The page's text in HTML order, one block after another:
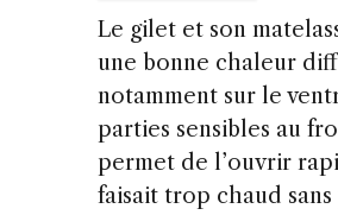
Le gilet et son
une bonne chaleur
notamment sur le
parties sensibles au
permet de l’ouvrir
faisait trop chaud